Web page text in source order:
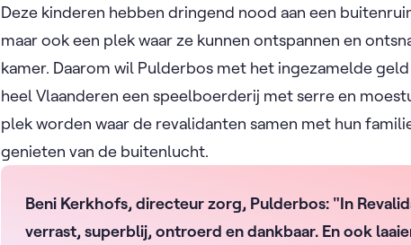
Deze kinderen hebben dringend nood aan een
maar ook een plek waar ze kunnen ontspannen en
kamer. Daarom wil Pulderbos met het ingezamelde
heel Vlaanderen een speelboerderij met serre en
plek worden waar de revalidanten samen met hun
genieten van de buitenlucht.
Beni Kerkhofs, directeur zorg, Pulderbos: "In
verrast, superblij, ontroerd en dankbaar. En ook